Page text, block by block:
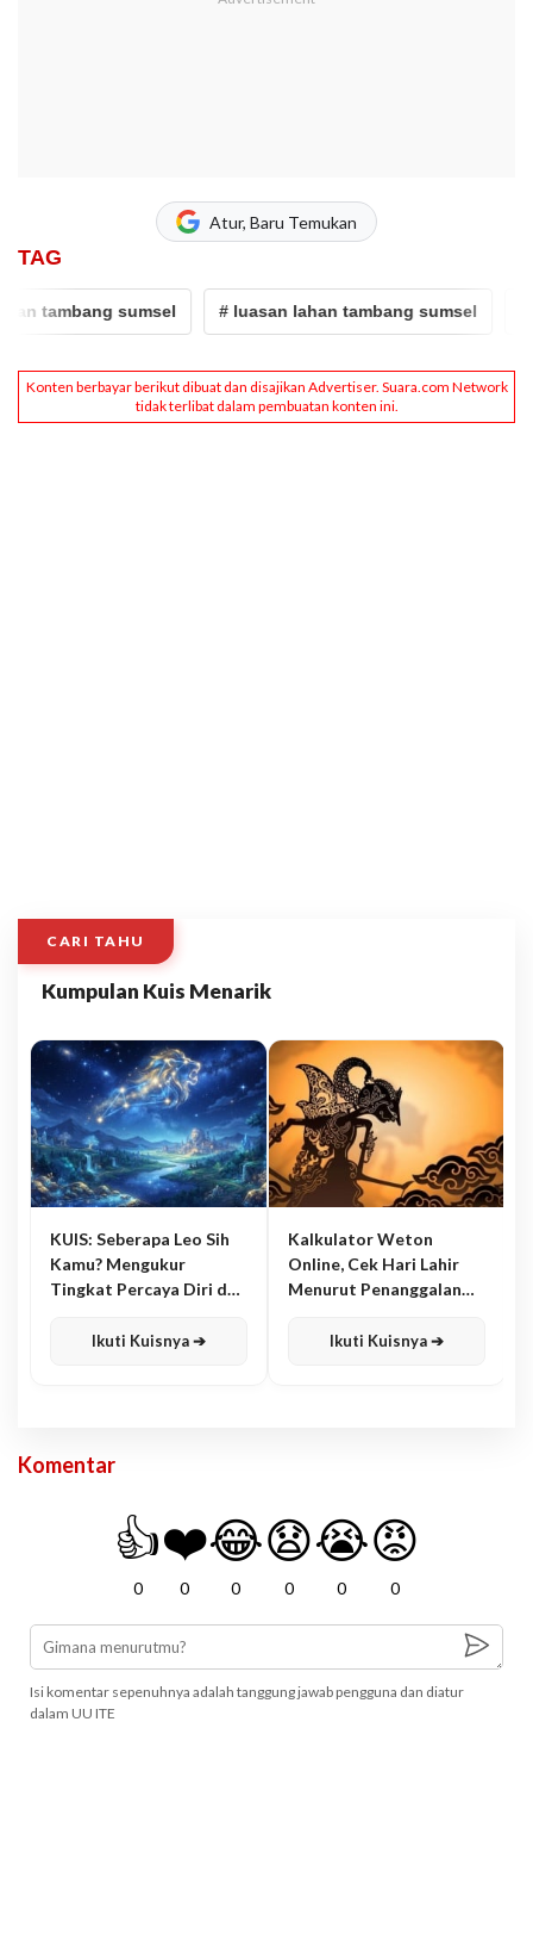
Atur, Baru Temukan
TAG
sumsel # luasan lahan tambang sumsel #
CARI TAHU
Kumpulan Kuis Menarik
KUIS: Seberapa Leo Sih
Kamu? Mengukur
Tingkat Percaya Diri dan
Ikuti Kuisnya ➔
Kalkulator Weton
Online, Cek Hari Lahir
Menurut Penanggalan
Ikuti Kuisnya ➔
Komentar
👍
0
❤️
0
😂
0
😧
0
😭
0
😡
0
Isi komentar sepenuhnya adalah tanggung jawab pengguna dan diatur
dalam UU ITE